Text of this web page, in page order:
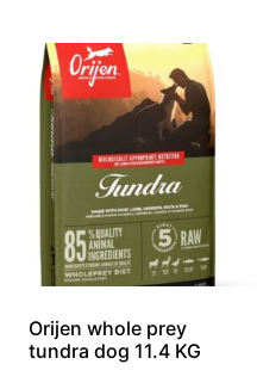
Orijen whole prey
tundra dog 11.4 KG